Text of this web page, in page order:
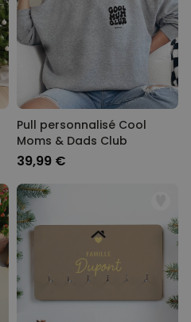
Pull personnalisé Cool
Moms & Dads Club
39,99 €